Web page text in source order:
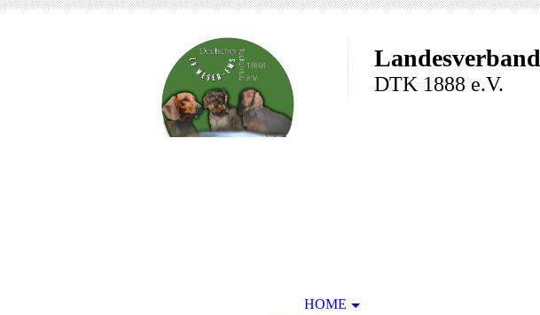
DTK 1888 e.V.
HOME